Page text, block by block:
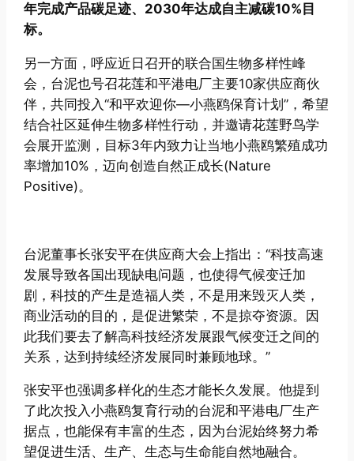
年完成产品碳足迹、2030年达成自主减碳10%目
标。
另一方面，呼应近日召开的联合国生物多样性峰
会，台泥也号召花莲和平港电厂主要10家供应商伙
伴，共同投入“和平欢迎你—小燕鸥保育计划”，希望
结合社区延伸生物多样性行动，并邀请花莲野鸟学
会展开监测，目标3年内致力让当地小燕鸥繁殖成功
率增加10%，迈向创造自然正成长(Nature
Positive)。
台泥董事长张安平在供应商大会上指出：“科技高速
发展导致各国出现缺电问题，也使得气候变迁加
剧，科技的产生是造福人类，不是用来毁灭人类，
商业活动的目的，是促进繁荣，不是掠夺资源。因
此我们要去了解高科技经济发展跟气候变迁之间的
关系，达到持续经济发展同时兼顾地球。”
张安平也强调多样化的生态才能长久发展。他提到
了此次投入小燕鸥复育行动的台泥和平港电厂生产
据点，也能保有丰富的生态，因为台泥始终努力希
望促进生活、生产、生态与生命能自然地融合。